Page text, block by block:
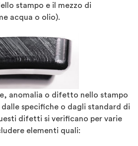
stampo e il mezzo di
acqua o olio).
anomalia o difetto nello stampo
specifiche o dagli standard di
difetti si verificano per varie
elementi quali: